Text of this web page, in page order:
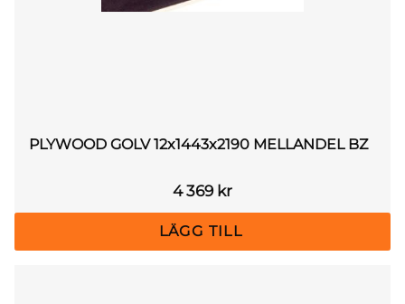
PLYWOOD GOLV 12x1443x2190 MELLANDEL BZ
4 369kr